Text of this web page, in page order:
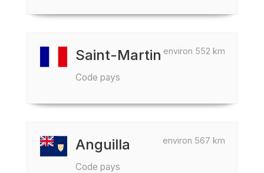
environ 552 km
Saint-Martin
Code pays
environ 567 km
Anguilla
Code pays